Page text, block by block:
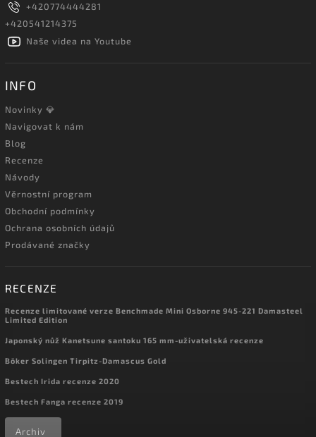
+420774444281
+420541214375
Naše videa na Youtube
INFO
Novinky 💎
Navigovat k nám
Blog
Recenze
Návody
Věrnostní program
Obchodní podmínky
Ochrana osobních údajů
Prodávané značky
RECENZE
Recenze limitované verze Benchmade Mini Osborne 945-221 Damasteel
Limited Edition
Japonský nůž Kanetsune santoku 165 mm-uživatelská recenze
Böker Solingen Tirpitz-Damascus Gold
Bestech Irida recenze 2020
Bestech Fanga recenze 2019
Archiv